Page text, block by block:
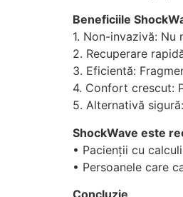
Beneficiile
1. Non-invazivă:
2. Recuperare
3. Eficientă:
4. Confort crescut:
5. Alternativă
ShockWave este
• Pacienții cu
• Persoanele care
Concluzie